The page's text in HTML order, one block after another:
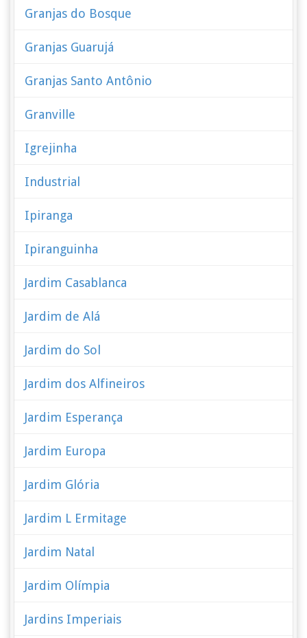
Granjas do Bosque
Granjas Guarujá
Granjas Santo Antônio
Granville
Igrejinha
Industrial
Ipiranga
Ipiranguinha
Jardim Casablanca
Jardim de Alá
Jardim do Sol
Jardim dos Alfineiros
Jardim Esperança
Jardim Europa
Jardim Glória
Jardim L Ermitage
Jardim Natal
Jardim Olímpia
Jardins Imperiais